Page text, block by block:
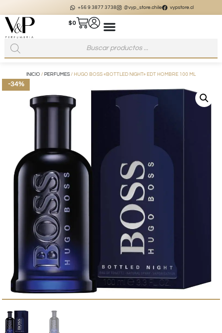
+56 9 3877 3738 @vyp_store.chile vypstore.cl
$0
INICIO / PERFUMES / HUGO BOSS «BOTTLED NIGHT» EDT HOMBRE 100 ML
-34%